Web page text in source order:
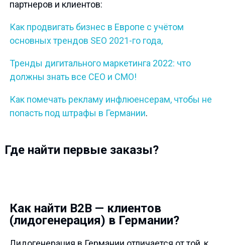
партнеров и клиентов:
Как продвигать бизнес в Европе с учётом
основных трендов SEO 2021-го года,
Тренды дигитального маркетинга 2022: что
должны знать все CEO и CMO!
Как помечать рекламу инфлюенсерам, чтобы не
попасть под штрафы в Германии.
Где найти первые заказы?
Как найти B2B — клиентов
(лидогенерация) в Германии?